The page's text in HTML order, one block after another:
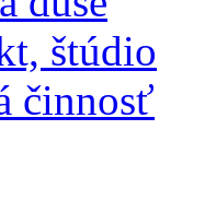
štúdio
činnosť